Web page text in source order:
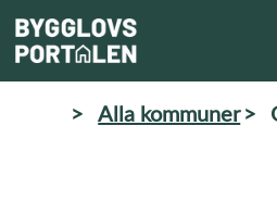
> Alla kommuner>